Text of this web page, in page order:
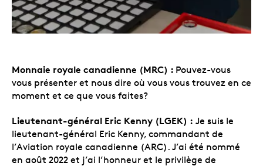
Monnaie royale canadienne (MRC) : Pouvez-vous
vous présenter et nous dire où vous vous trouvez en ce
moment et ce que vous faites?
Lieutenant-général Eric Kenny (LGEK) : Je suis le
lieutenant-général Eric Kenny, commandant de
l’Aviation royale canadienne (ARC). J’ai été nommé
en août 2022 et j’ai l’honneur et le privilège de